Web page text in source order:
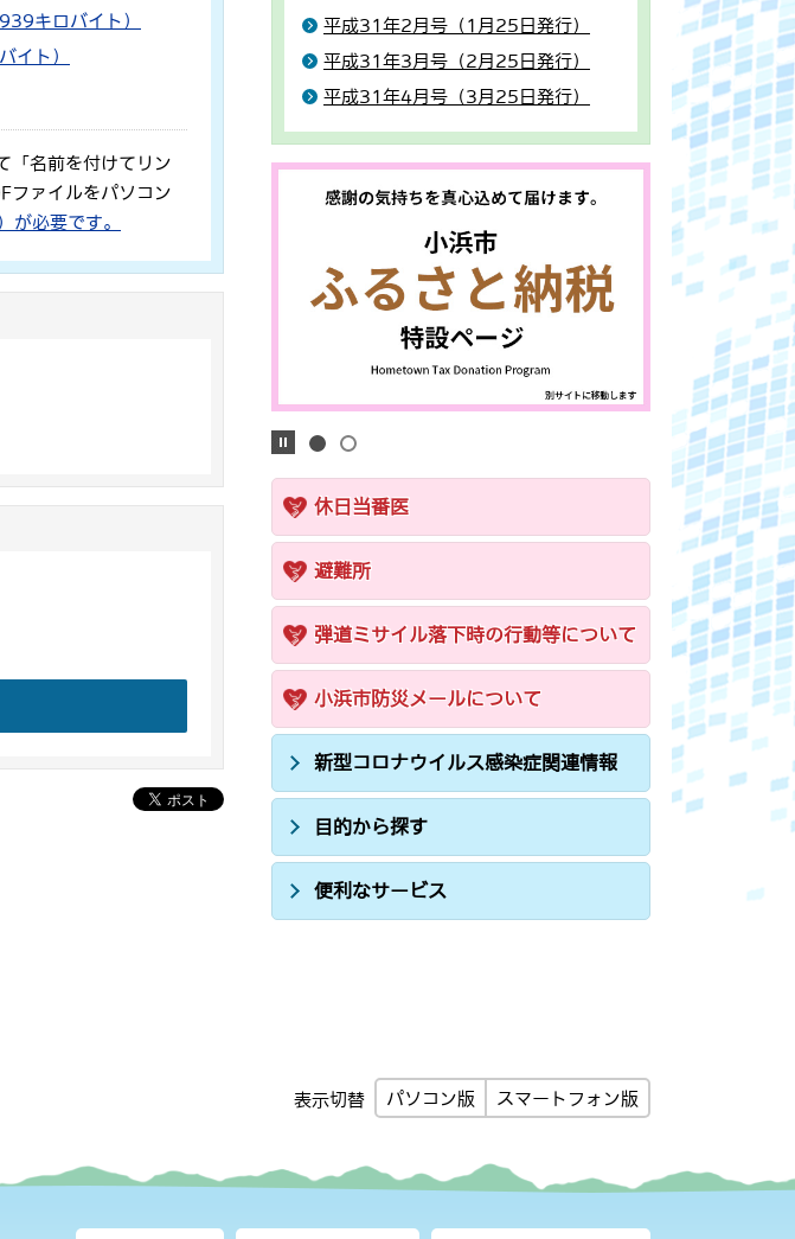
キロバイト）
イト）
「名前を付けてリン
ファイルをパソコン
必要です。
平成31年2月号（1月25日発行）
平成31年3月号（2月25日発行）
平成31年4月号（3月25日発行）
休日当番医
避難所
弾道ミサイル落下時の行動等について
小浜市防災メールについて
新型コロナウイルス感染症関連情報
目的から探す
便利なサービス
表示切替 パソコン版 スマートフォン版